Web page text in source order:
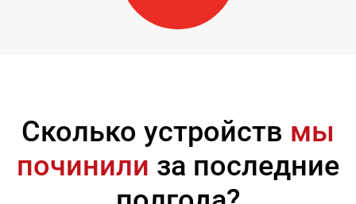
Сколько устройств мы
починили за последние